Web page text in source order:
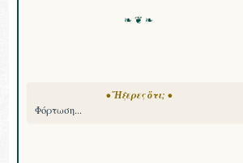
❧ ❦ ❧
• Ἤξερες ὅτι; •
Φόρτωση...